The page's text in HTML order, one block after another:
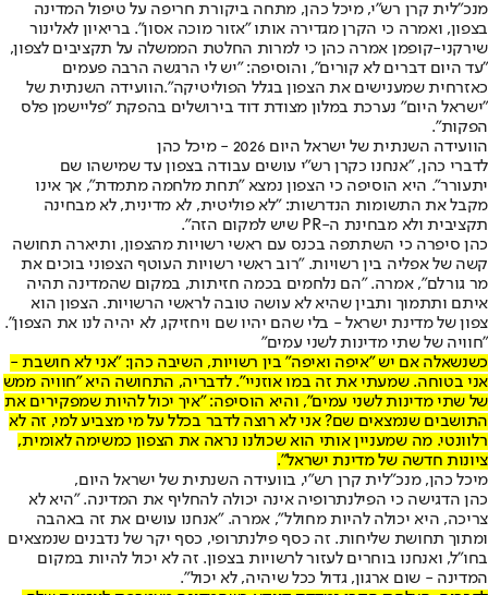
מנכ"לית קרן רש"י, מיכל כהן, מתחה ביקורת חריפה על טיפול המדינה
בצפון, ואמרה כי הקרן מגדירה אותו "אזור מוכה אסון". בריאיון לאלינור
שירקני-קופמן אמרה כהן כי למרות החלטת הממשלה על תקציבים לצפון,
"עד היום דברים לא קורים", והוסיפה: "יש לי הרגשה הרבה פעמים
כאזרחית שמענישים את הצפון בגלל הפוליטיקה".הוועידה השנתית של
"ישראל היום" נערכת במלון מצודת דוד בירושלים בהפקת "פליישמן פלס
הפקות".
הוועידה השנתית של ישראל היום 2026 - מיכל כהן
לדברי כהן, "אנחנו כקרן רש"י עושים עבודה בצפון עד שמישהו שם
יתעורר". היא הוסיפה כי הצפון נמצא "תחת מלחמה מתמדת", אך אינו
מקבל את התשומות הנדרשות: "לא פוליטית, לא מדינית, לא מבחינה
תקציבית ולא מבחינת ה-PR שיש למקום הזה".
כהן סיפרה כי השתתפה בכנס עם ראשי רשויות מהצפון, ותיארה תחושה
קשה של אפליה בין רשויות. "רוב ראשי רשויות העוטף הצפוני בוכים את
מר גורלם", אמרה. "הם נלחמים בכמה חזיתות, במקום שהמדינה תהיה
איתם ותתמוך ותבין שהיא לא עושה טובה לראשי הרשויות. הצפון הוא
צפון של מדינת ישראל - בלי שהם יהיו שם ויחזיקו, לא יהיה לנו את הצפון".
"חוויה של שתי מדינות לשני עמים"
כשנשאלה אם יש "איפה ואיפה" בין רשויות, השיבה כהן: "אני לא חושבת -
אני בטוחה. שמעתי את זה במו אוזניי". לדבריה, התחושה היא "חוויה ממש
של שתי מדינות לשני עמים", והיא הוסיפה: "איך יכול להיות שמפקירים את
התושבים שנמצאים שם? אני לא רוצה לדבר בכלל על מי מצביע למי, זה לא
רלוונטי. מה שמעניין אותי הוא שכולנו נראה את הצפון כמשימה לאומית,
ציונות חדשה של מדינת ישראל".
מיכל כהן, מנכ"לית קרן רש"י, בוועידה השנתית של ישראל היום,
כהן הדגישה כי הפילנתרופיה אינה יכולה להחליף את המדינה. "היא לא
צריכה, היא יכולה להיות מחולל", אמרה. "אנחנו עושים את זה באהבה
ומתוך תחושת שליחות. זה כסף פילנתרופי, כסף יקר של נדבנים שנמצאים
בחו"ל, ואנחנו בוחרים לעזור לרשויות בצפון. זה לא יכול להיות במקום
המדינה - שום ארגון, גדול ככל שיהיה, לא יכול".